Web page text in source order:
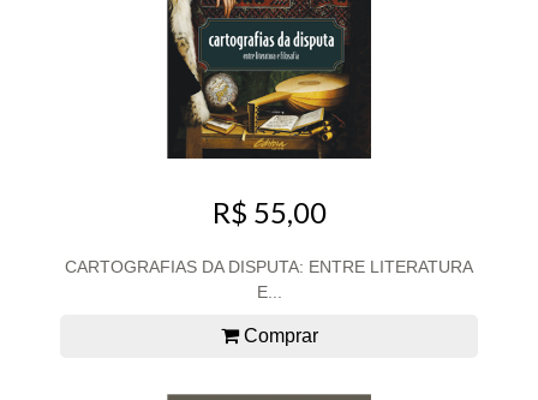
R$ 55,00
CARTOGRAFIAS DA DISPUTA: ENTRE LITERATURA
E...
Comprar